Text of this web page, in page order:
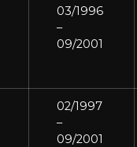
03/1996
–
09/2001
02/1997
–
09/2001